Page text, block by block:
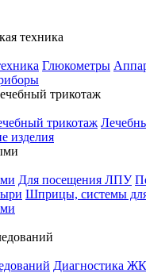
техника
Глюкометры
трикотаж
трикотаж
изделия
Для посещения ЛПУ
Шприцы, системы для
Диагностика